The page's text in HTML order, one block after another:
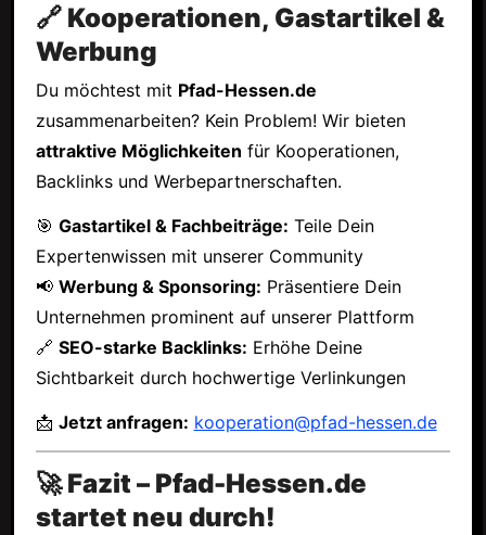
🔗 Kooperationen, Gastartikel &
Werbung
Du möchtest mit Pfad-Hessen.de
zusammenarbeiten? Kein Problem! Wir bieten
attraktive Möglichkeiten für Kooperationen,
Backlinks und Werbepartnerschaften.
🎯 Gastartikel & Fachbeiträge: Teile Dein
Expertenwissen mit unserer Community
📢 Werbung & Sponsoring: Präsentiere Dein
Unternehmen prominent auf unserer Plattform
🔗 SEO-starke Backlinks: Erhöhe Deine
Sichtbarkeit durch hochwertige Verlinkungen
📩 Jetzt anfragen: kooperation@pfad-hessen.de
🚀 Fazit – Pfad-Hessen.de
startet neu durch!